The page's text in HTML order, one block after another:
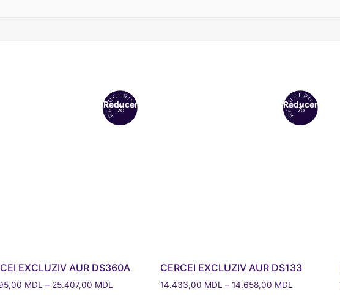
Reduceri!
EXCLUZIV AUR DS360A
MDL – 25.407,00 MDL
Reduceri!
CERCEI EXCLUZIV AUR DS133
14.433,00 MDL – 14.658,00 MDL